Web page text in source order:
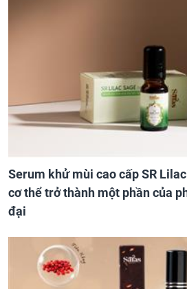
Serum khử mùi cao cấp SR
cơ thể trở thành một phần của
đại